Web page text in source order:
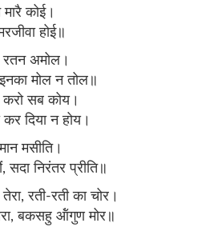
मारै कोई।
होई॥
रतन अमोल।
मोल न तोल॥
करो सब कोय।
दिया न होय।
मसीति।
निरंतर प्रीति॥
रती-रती का चोर।
बकसहु ऑंगुण मोर॥